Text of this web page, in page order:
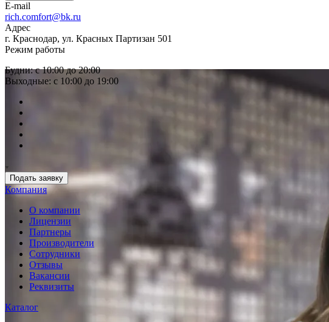
E-mail
rich.comfort@bk.ru
Адрес
г. Краснодар, ул. Красных Партизан 501
Режим работы
Будни: с 10:00 до 20:00
Выходные: с 10:00 до 19:00
Подать заявку
Компания
О компании
Лицензии
Партнеры
Производители
Сотрудники
Отзывы
Вакансии
Реквизиты
Каталог